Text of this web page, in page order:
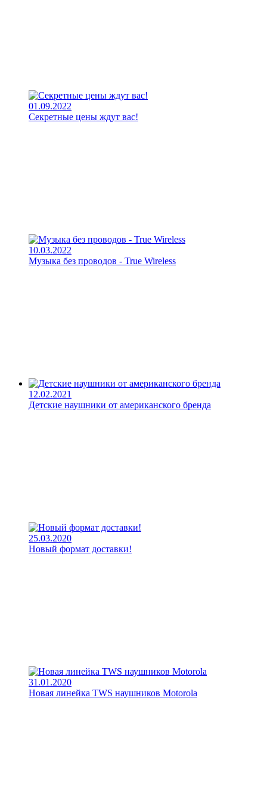
01.09.2022
Секретные цены ждут вас!
10.03.2022
Музыка без проводов - True Wireless
12.02.2021
Детские наушники от американского бренда
25.03.2020
Новый формат доставки!
31.01.2020
Новая линейка TWS наушников Motorola